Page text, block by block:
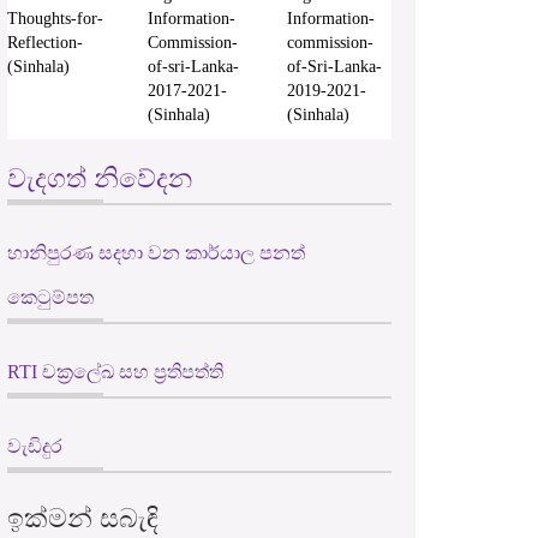
Thoughts-for-
Reflection-
(Sinhala)
Information-
Commission-
of-sri-Lanka-
2017-2021-
(Sinhala)
Information-
commission-
of-Sri-Lanka-
2019-2021-
(Sinhala)
වැදගත් නිවේදන
හානිපුරණ සදහා වන කාර්යාල පනත්
කෙටුම්පත
RTI චක්‍රලේඛ සහ ප්‍රතිපත්ති
වැඩිදුර
ඉක්මන් සබැඳි